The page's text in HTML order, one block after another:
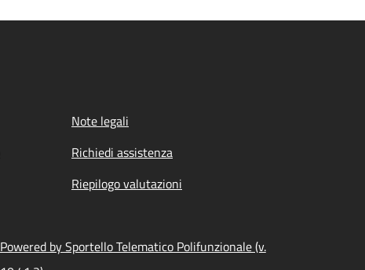
Note legali
Richiedi assistenza
Riepilogo valutazioni
Powered by Sportello Telematico Polifunzionale (v.